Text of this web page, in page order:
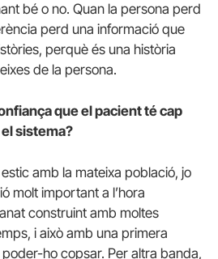
bé o no. Quan la persona perd
perd una informació que
perquè és una història
de la persona.
que el pacient té cap
sistema?
amb la mateixa població, jo
molt important a l’hora
construint amb moltes
i això amb una primera
ho copsar. Per altra banda,